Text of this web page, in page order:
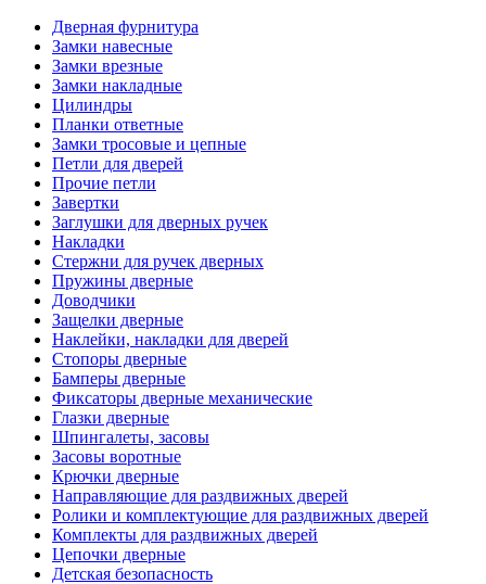
Дверная фурнитура
Замки навесные
Замки врезные
Замки накладные
Цилиндры
Планки ответные
Замки тросовые и цепные
Петли для дверей
Прочие петли
Завертки
Заглушки для дверных ручек
Накладки
Стержни для ручек дверных
Пружины дверные
Доводчики
Защелки дверные
Наклейки, накладки для дверей
Стопоры дверные
Бамперы дверные
Фиксаторы дверные механические
Глазки дверные
Шпингалеты, засовы
Засовы воротные
Крючки дверные
Направляющие для раздвижных дверей
Ролики и комплектующие для раздвижных дверей
Комплекты для раздвижных дверей
Цепочки дверные
Детская безопасность